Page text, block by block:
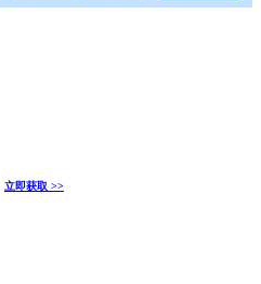
立即获取 >>